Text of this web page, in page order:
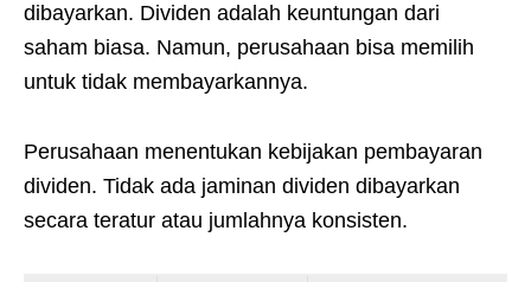
dibayarkan. Dividen adalah keuntungan dari
saham biasa. Namun, perusahaan bisa memilih
untuk tidak membayarkannya.
Perusahaan menentukan kebijakan pembayaran
dividen. Tidak ada jaminan dividen dibayarkan
secara teratur atau jumlahnya konsisten.